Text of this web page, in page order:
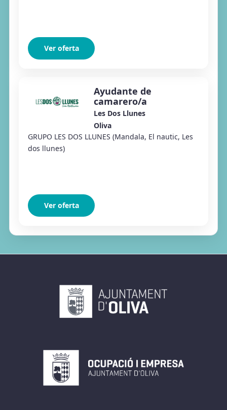
Ver oferta
Ayudante de
camarero/a
Les Dos Llunes
Oliva
GRUPO LES DOS LLUNES (Mandala, El nautic, Les
dos llunes)
Ver oferta